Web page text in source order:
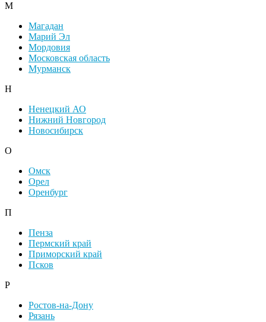
М
Магадан
Марий Эл
Мордовия
Московская область
Мурманск
Н
Ненецкий АО
Нижний Новгород
Новосибирск
О
Омск
Орел
Оренбург
П
Пенза
Пермский край
Приморский край
Псков
Р
Ростов-на-Дону
Рязань